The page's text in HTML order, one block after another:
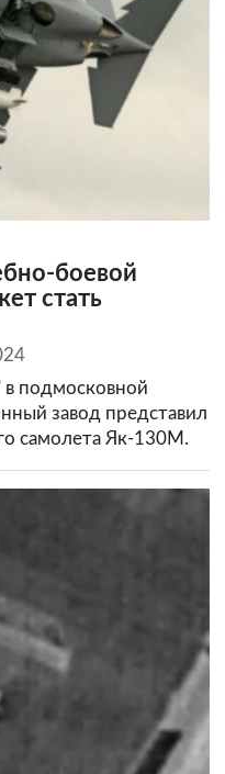
боевой
стать
подмосковной
завод представил
самолета Як-130М.